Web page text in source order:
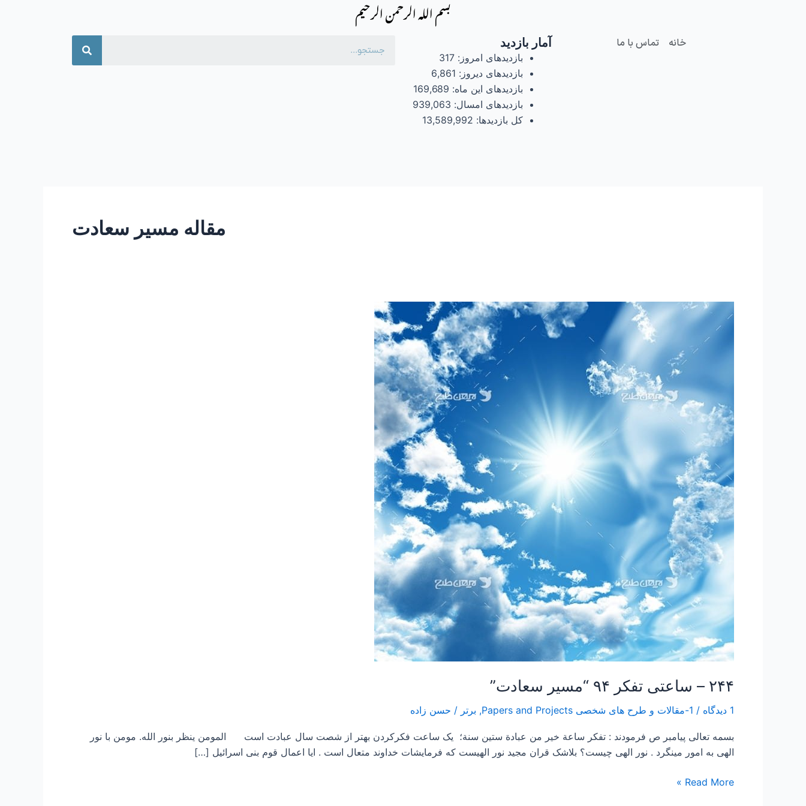
بسم الله الرحمن الرحیم
خانه تماس با ما آمار بازدید
بازدیدهای امروز:317
بازدیدهای دیروز: 6,861
بازدیدهای این ماه: 169,689
بازدیدهای امسال: 939,063
کل بازدیدها: 13,589,992
جستجو
مقاله مسیر سعادت
۲۴۴ – ساعتی تفکر ۹۴ “مسیر سعادت”
1 دیدگاه / 1-مقالات و طرح های شخصی Papers and Projects , برتر / حسن زاده
بسمه تعالی پیامبر ص فرمودند : تفكر ساعة خير من عبادة ستين سنة؛ یک ساعت فکرکردن بهتر از شصت سال عبادت است المومن ینظر بنور الله. مومن با نور
الهی به امور مینگرد . نور الهی چیست؟ بلاشک قران مجید نور الهیست که فرمایشات خداوند متعال است . ایا اعمال قوم بنی اسرائیل […]
۲۴۴
ساعتی
سعادت”
Read More »